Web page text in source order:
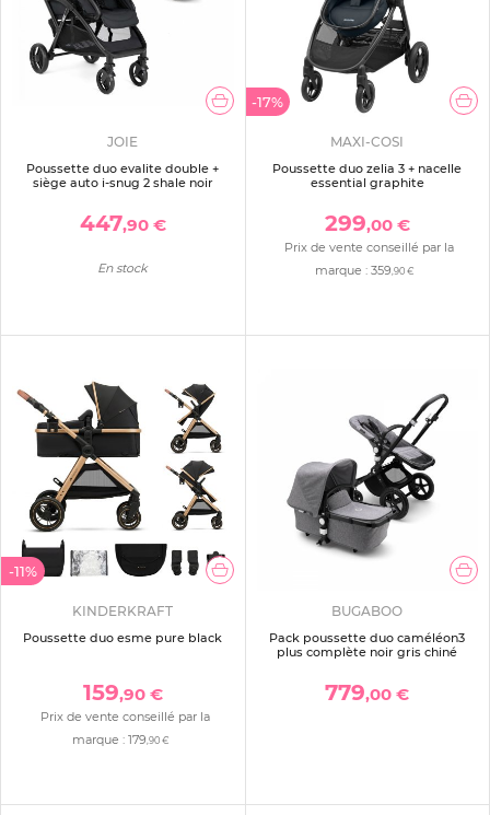
JOIE
Poussette duo evalite double +
siège auto i-snug 2 shale noir
447,90 €
En stock
-17%
MAXI-COSI
Poussette duo zelia 3 + nacelle
essential graphite
299,00 €
Prix de vente conseillé par la
marque :359,90 €
-11%
KINDERKRAFT
Poussette duo esme pure black
159,90 €
Prix de vente conseillé par la
marque : 179,90 €
BUGABOO
Pack poussette duo caméléon3
plus complète noir gris chiné
779,00 €